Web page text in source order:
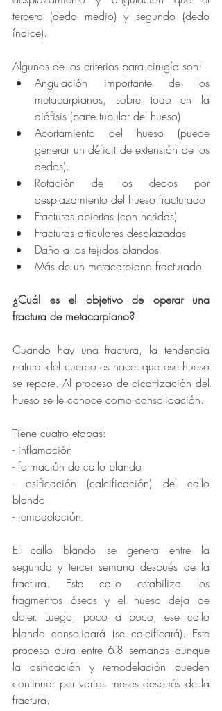
tercero (dedo medio) y segundo (dedo
índice).
Algunos de los criterios para cirugía son:
Angulación importante de los
metacarpianos, sobre todo en la
diáfisis (parte tubular del hueso)
Acortamiento del hueso (puede
generar un déficit de extensión de los
dedos).
Rotación de los dedos por
desplazamiento del hueso fracturado
Fracturas abiertas (con heridas)
Fracturas articulares desplazadas
Daño a los tejidos blandos
Más de un metacarpiano fracturado
¿Cuál es el objetivo de operar una
fractura de metacarpiano?
Cuando hay una fractura, la tendencia
natural del cuerpo es hacer que ese hueso
se repare. Al proceso de cicatrización del
hueso se le conoce como consolidación.
Tiene cuatro etapas:
- inflamación
- formación de callo blando
- osificación (calcificación) del callo
blando
- remodelación.
El callo blando se genera entre la
segunda y tercer semana después de la
fractura. Este callo estabiliza los
fragmentos óseos y el hueso deja de
doler. Luego, poco a poco, ese callo
blando consolidará (se calcificará). Este
proceso dura entre 6-8 semanas aunque
la osificación y remodelación pueden
continuar por varios meses después de la
fractura.